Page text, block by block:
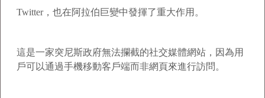
Twitter，也在阿拉伯巨變中發揮了重大作用。
這是一家突尼斯政府無法攔截的社交媒體網站，因為用
戶可以通過手機移動客戶端而非網頁來進行訪問。